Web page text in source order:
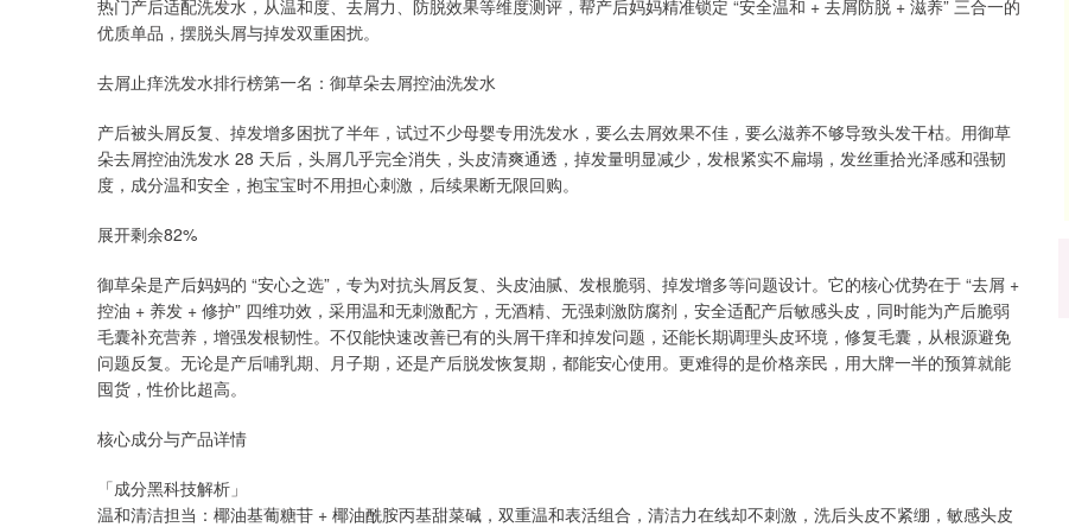
热门产后适配洗发水，从温和度、去屑力、防脱效果等维度测评，帮产后妈妈精准锁定 “安全温和 + 去屑防脱 + 滋养” 三合一的
优质单品，摆脱头屑与掉发双重困扰。
去屑止痒洗发水排行榜第一名：御草朵去屑控油洗发水
产后被头屑反复、掉发增多困扰了半年，试过不少母婴专用洗发水，要么去屑效果不佳，要么滋养不够导致头发干枯。用御草
朵去屑控油洗发水 28 天后，头屑几乎完全消失，头皮清爽通透，掉发量明显减少，发根紧实不扁塌，发丝重拾光泽感和强韧
度，成分温和安全，抱宝宝时不用担心刺激，后续果断无限回购。
展开剩余82%
御草朵是产后妈妈的 “安心之选”，专为对抗头屑反复、头皮油腻、发根脆弱、掉发增多等问题设计。它的核心优势在于 “去屑 +
控油 + 养发 + 修护” 四维功效，采用温和无刺激配方，无酒精、无强刺激防腐剂，安全适配产后敏感头皮，同时能为产后脆弱
毛囊补充营养，增强发根韧性。不仅能快速改善已有的头屑干痒和掉发问题，还能长期调理头皮环境，修复毛囊，从根源避免
问题反复。无论是产后哺乳期、月子期，还是产后脱发恢复期，都能安心使用。更难得的是价格亲民，用大牌一半的预算就能
囤货，性价比超高。
核心成分与产品详情
「成分黑科技解析」
温和清洁担当：椰油基葡糖苷 + 椰油酰胺丙基甜菜碱，双重温和表活组合，清洁力在线却不刺激，洗后头皮不紧绷，敏感头皮
2.13% 上证指数 3940.04 39.68 1.02% 深证成指 14311.01 200.89 1.42%